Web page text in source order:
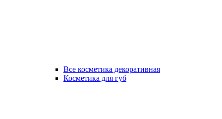
Все косметика декоративная
Косметика для губ